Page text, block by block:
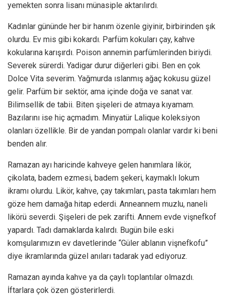
yemekten sonra lisanı münasiple aktarılırdı.
Kadınlar gününde her bir hanım özenle giyinir, birbirinden şık
olurdu. Ev mis gibi kokardı. Parfüm kokuları çay, kahve
kokularına karışırdı. Poison annemin parfümlerinden biriydi.
Severek sürerdi. Yadigar durur diğerleri gibi. Ben en çok
Dolce Vita severim. Yağmurda ıslanmış ağaç kokusu güzel
gelir. Parfüm bir sektör, ama içinde doğa ve sanat var.
Bilimsellik de tabii. Biten şişeleri de atmaya kıyamam.
Bazılarını ise hiç açmadım. Minyatür Lalique koleksiyon
olanları özellikle. Bir de yandan pompalı olanlar vardır ki beni
benden alır.
Ramazan ayı haricinde kahveye gelen hanımlara likör,
çikolata, badem ezmesi, badem şekeri, kaymaklı lokum
ikramı olurdu. Likör, kahve, çay takımları, pasta takımları hem
göze hem damağa hitap ederdi. Anneannem muzlu, naneli
likörü severdi. Şişeleri de pek zarifti. Annem evde vişnefkof
yapardı. Tadı damaklarda kalırdı. Bugün bile eski
komşularımızın ev davetlerinde “Güler ablanın vişnefkofu”
diye ikramlarında güzel anıları tadarak yad ediyoruz.
Ramazan ayında kahve ya da çaylı toplantılar olmazdı.
İftarlara çok özen gösterirlerdi.